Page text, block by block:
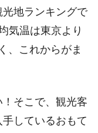
地ランキングで
気温は東京より
、これからがま
そこで、観光客
しているおもて